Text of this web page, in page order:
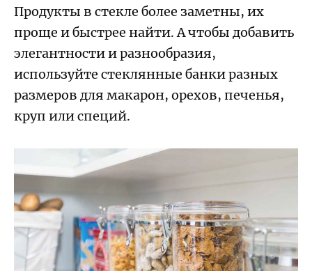
Продукты в стекле более заметны, их
проще и быстрее найти. А чтобы добавить
элегантности и разнообразия,
используйте стеклянные банки разных
размеров для макарон, орехов, печенья,
круп или специй.